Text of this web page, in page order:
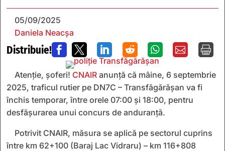
05/09/2025
Daniela Neacșa
Distribuie!       
Atenție, șoferi! CNAIR anunță că mâine, 6 septembrie
2025, traficul rutier pe DN7C – Transfăgărășan va fi
închis temporar, între orele 07:00 și 18:00, pentru
desfășurarea unui concurs de anduranță.
Potrivit CNAIR, măsura se aplică pe sectorul cuprins
între km 62+100 (Baraj Lac Vidraru) – km 116+808